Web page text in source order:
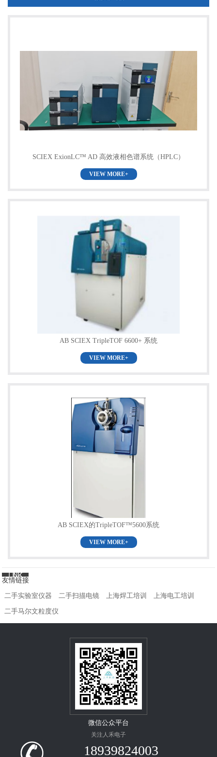
SCIEX ExionLC™ AD 高效液相色谱系统（HPLC）
VIEW MORE+
AB SCIEX TripleTOF 6600+ 系统
VIEW MORE+
AB SCIEX的TripleTOF™5600系统
VIEW MORE+
友情链接
二手实验室仪器 二手扫描电镜 上海焊工培训 上海电工培训
二手马尔文粒度仪
微信公众平台
关注人禾电子
18939824003